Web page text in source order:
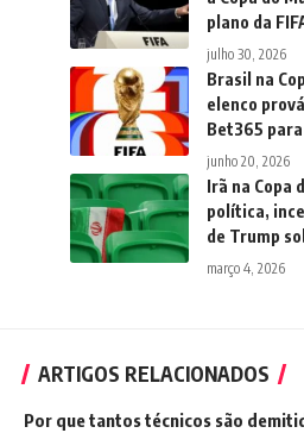
plano da
julho 30, 2026
Brasil na
elenco
Bet365
junho 20, 2026
Irã na Copa
política,
de Trump
março 4, 2026
ARTIGOS RELACIONADOS
Por que tantos técnicos são